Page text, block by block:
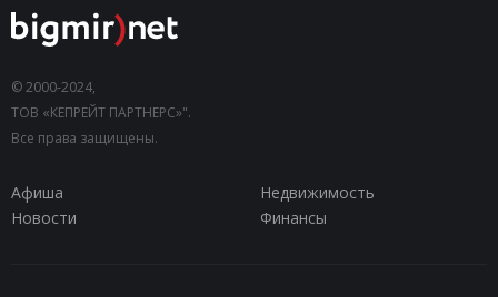
© 2000-2024,
ТОВ «КЕПРЕЙТ ПАРТНЕРС»".
Все права защищены.
Афиша
Недвижимость
Новости
Финансы